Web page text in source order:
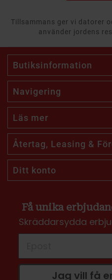
Tillsammans ger vi datorer
använder jordens
Butiksinformation
Navigering
Läs mer
Återtag, Leasing &
Ditt konto
Få unika
Skräddarsydda
Jag vill få